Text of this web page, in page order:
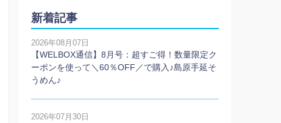
新着記事
2026年08月07日
【WELBOX通信】8月号：超すご得！数量限定ク
ーポンを使って＼60％OFF／で購入♪島原手延そ
うめん♪
2026年07月30日